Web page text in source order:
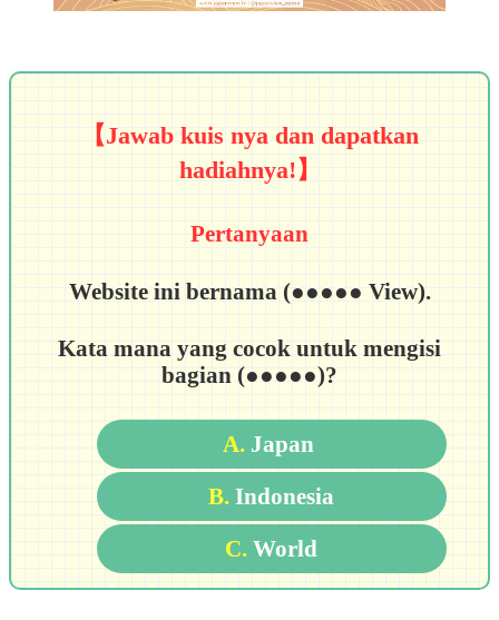
【Jawab kuis nya dan dapatkan
hadiahnya!】
Pertanyaan
Website ini bernama (●●●●● View).
Kata mana yang cocok untuk mengisi
bagian (●●●●●)?
A. Japan
B. Indonesia
C. World